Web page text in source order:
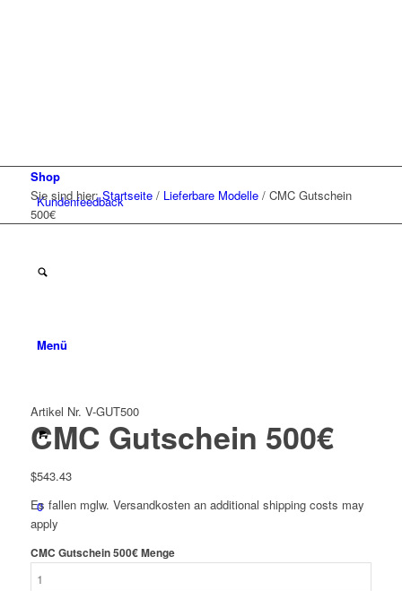
Kundenfeedback
Menü
0
Shop
Sie sind hier: Startseite / Lieferbare Modelle / CMC Gutschein
500€
Artikel Nr. V-GUT500
CMC Gutschein 500€
$543.43
Es fallen mglw. Versand­kosten an additional shipping costs may
apply
CMC Gutschein 500€ Menge